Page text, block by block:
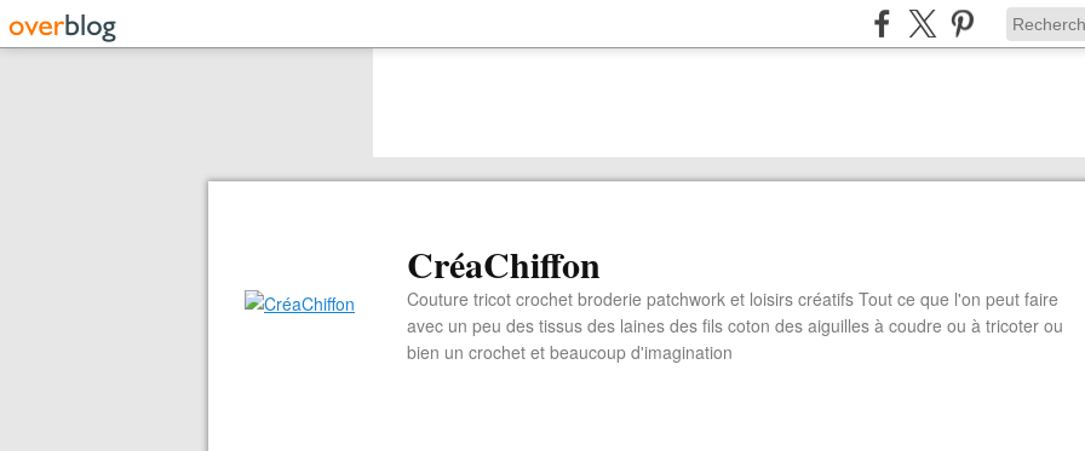
CréaChiffon
Couture tricot crochet broderie patchwork et loisirs créatifs Tout ce que l'on peut faire
avec un peu des tissus des laines des fils coton des aiguilles à coudre ou à tricoter ou
bien un crochet et beaucoup d'imagination